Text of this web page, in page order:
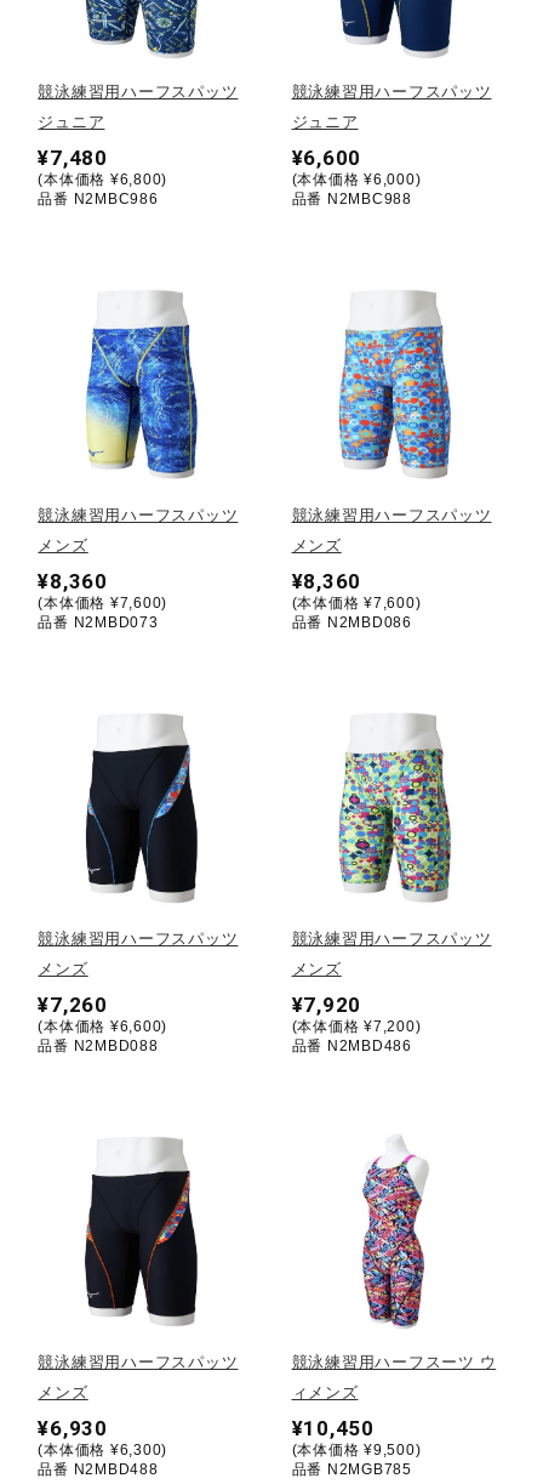
テニス／ソフトテニス
バドミントン
陸上競技
ソフトボール
柔道
ワーキング
ウォーキングシューズ
ライフスタイルグッズ
インナー
寝具／ミズノスリープ
サポーター
健康／エクササイズ
メディカル
競泳練習用ハーフスパッツ
ジュニア
¥7,480
(本体価格 ¥6,800)
品番 N2MBC986
競泳練習用ハーフスパッツ
ジュニア
¥6,600
(本体価格 ¥6,000)
品番 N2MBC988
競泳練習用ハーフスパッツ
メンズ
¥8,360
(本体価格 ¥7,600)
品番 N2MBD073
競泳練習用ハーフスパッツ
メンズ
¥8,360
(本体価格 ¥7,600)
品番 N2MBD086
競泳練習用ハーフスパッツ
メンズ
¥7,260
(本体価格 ¥6,600)
品番 N2MBD088
競泳練習用ハーフスパッツ
メンズ
¥7,920
(本体価格 ¥7,200)
品番 N2MBD486
競泳練習用ハーフスパッツ
メンズ
¥6,930
(本体価格 ¥6,300)
品番 N2MBD488
競泳練習用ハーフスーツ ウ
ィメンズ
¥10,450
(本体価格 ¥9,500)
品番 N2MGB785